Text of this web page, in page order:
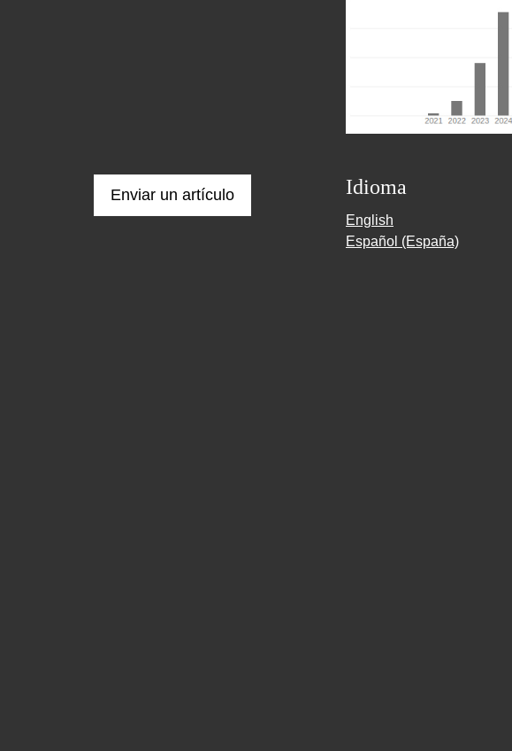
Enviar un artículo Idioma
English
Español (España)